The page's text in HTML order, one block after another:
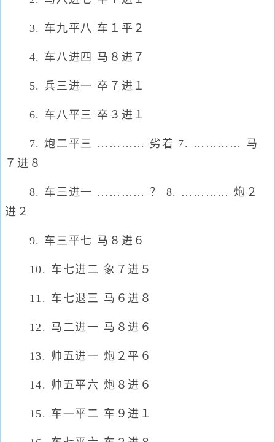
3. 车九平八 车１平２
4. 车八进四 马８进７
5. 兵三进一 卒７进１
6. 车八平三 卒３进１
7. 炮二平三 ………… 劣着 7. ………… 马
７进８
8. 车三进一 ………… ？ 8. ………… 炮２
进２
9. 车三平七 马８进６
10. 车七进二 象７进５
11. 车七退三 马６进８
12. 马二进一 马８进６
13. 帅五进一 炮２平６
14. 帅五平六 炮８进６
15. 车一平二 车９进１